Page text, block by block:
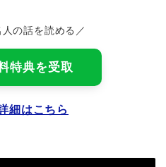
の話を読める／
特典を受取
細はこちら